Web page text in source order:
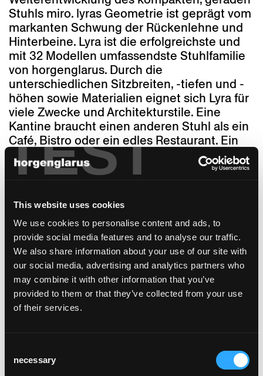
TEST
This website uses cookies
We use cookies to personalise content and ads, to
provide social media features and to analyse our traffic.
We also share information about your use of our site with
our social media, advertising and analytics partners who
may combine it with other information that you’ve
provided to them or that they’ve collected from your use
of their services.
Selection
necessary
Stuhls miro. lyras Geometrie ist geprägt vom
markanten Schwung der Rückenlehne und
Hinterbeine. Lyra ist die erfolgreichste und
mit 32 Modellen umfassendste Stuhlfamilie
von horgenglarus. Durch die
unterschiedlichen Sitzbreiten, -tiefen und -
höhen sowie Materialien eignet sich Lyra für
viele Zwecke und Architekturstile. Eine
Kantine braucht einen anderen Stuhl als ein
Café, Bistro oder ein edles Restaurant. Ein
Ratssaal oder Boardroom stellt andere
Anforderungen als ein Hotelzimmer oder ein
Gastronomiebetrieben oder Verwaltungen in
einem Gebäude kombiniert. Lyra bietet dafür
eine grosse Vielzahl von Funktionen bei
einer durchgehenden Gestaltungslinie:
verschiedene Rückenlehnen, neben Stühlen
auch Polster- und Loungesessel sowie
Barhocker in zwei Höhen. Auch der
Sitzkomfort kann vom Holzsitz über
Lyra hat Charakter und Identität. Mit der
warmen und natürlichen Ausstrahlung des